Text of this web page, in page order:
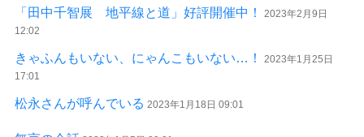
「田中千智展 地平線と道」好評開催中！
2023年2月9日
12:02
きゃふんもいない、にゃんこもいない…！
2023年1月25日
17:01
松永さんが呼んでいる 2023年1月18日 09:01